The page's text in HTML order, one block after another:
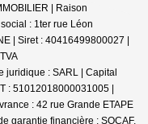
| Raison
: 1ter rue Léon
| Siret : 40416499800027 |
juridique : SARL | Capital
: 51012018000031005 |
: 42 rue Grande ETAPE
garantie financière : SOCAF.